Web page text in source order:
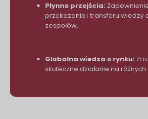
Płynne przejścia:
przekazania i transferu wiedzy
zespołów.
Globalna wiedza o rynku:
skuteczne działanie na różnych